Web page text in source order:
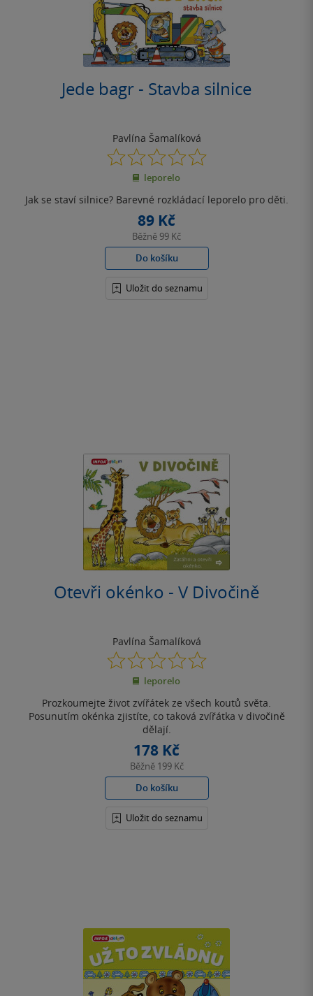
Jede bagr - Stavba silnice
Pavlína Šamalíková
0.0
z
5
leporelo
Jak se staví silnice? Barevné rozkládací leporelo pro děti.
89 Kč
Běžně 99 Kč
Do košíku
Uložit do seznamu
Otevři okénko - V Divočině
Pavlína Šamalíková
0.0
z
5
leporelo
Prozkoumejte život zvířátek ze všech koutů světa.
Posunutím okénka zjistíte, co taková zvířátka v divočině
dělají.
178 Kč
Běžně 199 Kč
Do košíku
Uložit do seznamu